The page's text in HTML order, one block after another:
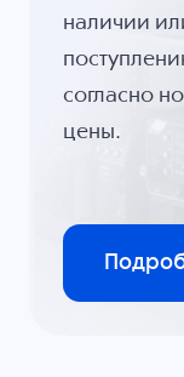
наличии
согласно
цены.